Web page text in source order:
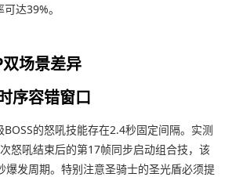
达39%。
场景差异
序容错窗口
的怒吼技能存在2.4秒固定间隔。实测
怒吼结束后的第17帧同步启动组合技，该
爆发周期。特别注意圣骑士的圣光盾必须提